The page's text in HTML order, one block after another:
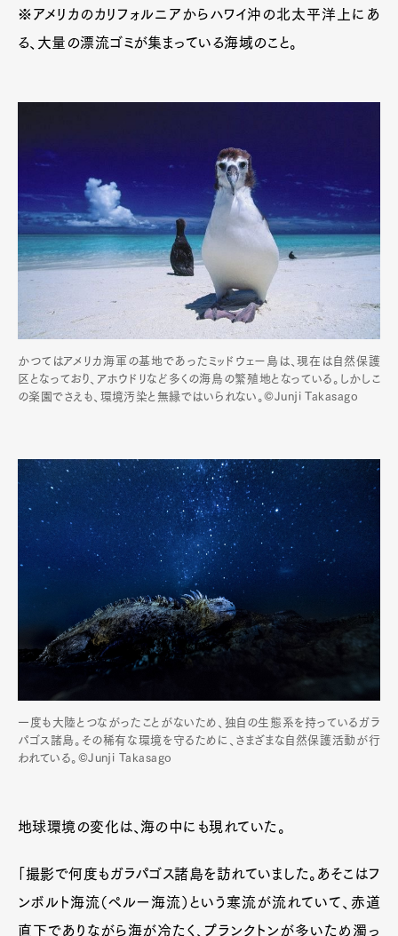
※アメリカのカリフォルニアからハワイ沖の北太平洋上にあ
る、大量の漂流ゴミが集まっている海域のこと。
かつてはアメリカ海軍の基地であったミッドウェー島は、現在は自然保護
区となっており、アホウドリなど多くの海鳥の繁殖地となっている。しかしこ
の楽園でさえも、環境汚染と無縁ではいられない。©Junji Takasago
一度も大陸とつながったことがないため、独自の生態系を持っているガラ
パゴス諸島。その稀有な環境を守るために、さまざまな自然保護活動が行
われている。©Junji Takasago
地球環境の変化は、海の中にも現れていた。
「撮影で何度もガラパゴス諸島を訪れていました。あそこはフ
ンボルト海流（ペルー海流）という寒流が流れていて、赤道
直下でありながら海が冷たく、プランクトンが多いため濁っ